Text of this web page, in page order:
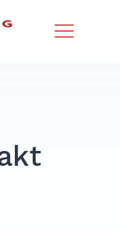
Sport in